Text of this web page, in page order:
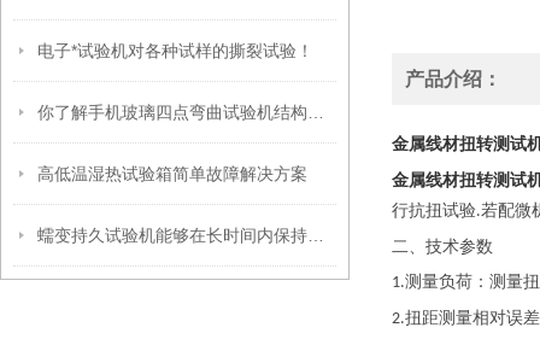
电子*试验机对各种试样的撕裂试验！
高低温湿热试验箱简单故障解决方案
产品介绍：
金属线材扭转测试
金属线材扭转测试
行抗扭试验.若配微
二、技术参数
1.测量负荷：测量
2.扭距测量相对误